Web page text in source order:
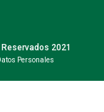
2021
Personales